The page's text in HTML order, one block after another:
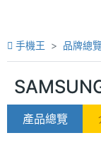
手機王 品牌總
產品總覽